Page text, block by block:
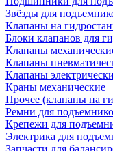
Звёзды для
Клапаны на
Блоки клапанов для
Клапаны
Клапаны
Клапаны
Краны механические
Прочее (клапаны на
Ремни для
Крепежи для
Электрика для
Запчасти для